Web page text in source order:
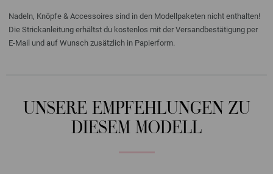
Nadeln, Knöpfe & Accessoires sind in den Modellpaketen nicht enthalten!
Die Strickanleitung erhältst du kostenlos mit der Versandbestätigung per
E-Mail und auf Wunsch zusätzlich in Papierform.
UNSERE EMPFEHLUNGEN ZU
DIESEM MODELL